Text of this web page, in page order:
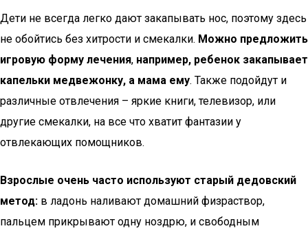
Дети не всегда легко дают закапывать нос, поэтому здесь
не обойтись без хитрости и смекалки. Можно предложить
игровую форму лечения, например, ребенок закапывает
капельки медвежонку, а мама ему. Также подойдут и
различные отвлечения – яркие книги, телевизор, или
другие смекалки, на все что хватит фантазии у
отвлекающих помощников.
Взрослые очень часто используют старый дедовский
метод: в ладонь наливают домашний физраствор,
пальцем прикрывают одну ноздрю, и свободным